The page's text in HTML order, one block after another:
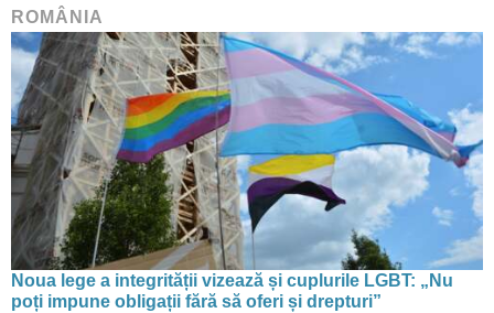
ROMÂNIA
Noua lege a integrității vizează și cuplurile LGBT: „Nu
poți impune obligații fără să oferi și drepturi”